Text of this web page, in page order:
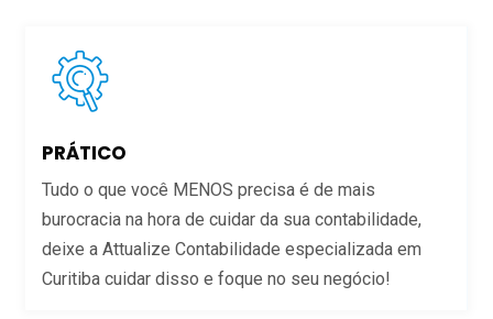
PRÁTICO
Tudo o que você MENOS precisa é de mais
burocracia na hora de cuidar da sua contabilidade,
deixe a Attualize Contabilidade especializada em
Curitiba cuidar disso e foque no seu negócio!